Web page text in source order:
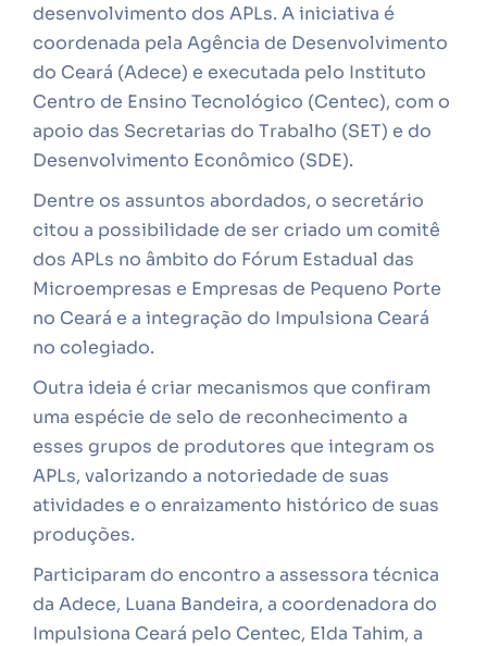
desenvolvimento dos APLs. A iniciativa é
coordenada pela Agência de Desenvolvimento
do Ceará (Adece) e executada pelo Instituto
Centro de Ensino Tecnológico (Centec), com o
apoio das Secretarias do Trabalho (SET) e do
Desenvolvimento Econômico (SDE).
Dentre os assuntos abordados, o secretário
citou a possibilidade de ser criado um comitê
dos APLs no âmbito do Fórum Estadual das
Microempresas e Empresas de Pequeno Porte
no Ceará e a integração do Impulsiona Ceará
no colegiado.
Outra ideia é criar mecanismos que confiram
uma espécie de selo de reconhecimento a
esses grupos de produtores que integram os
APLs, valorizando a notoriedade de suas
atividades e o enraizamento histórico de suas
produções.
​Participaram do encontro a assessora técnica
da Adece, Luana Bandeira, a coordenadora do
Impulsiona Ceará pelo Centec, Elda Tahim, a